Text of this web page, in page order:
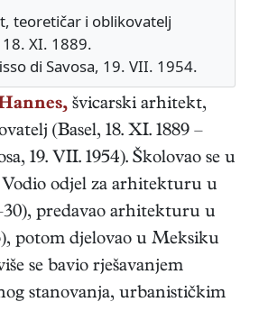
teoretičar i oblikovatelj
18. XI. 1889.
di Savosa, 19. VII. 1954.
švicarski arhitekt,
(Basel, 18. XI. 1889 –
, 19. VII. 1954). Školovao se u
odjel za arhitekturu u
predavao arhitekturu u
potom djelovao u Meksiku
se bavio rješavanjem
stanovanja, urbanističkim